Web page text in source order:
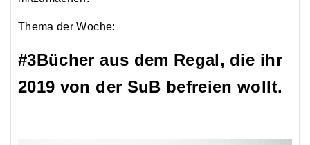
Thema der Woche:
#3Bücher aus dem Regal, die ihr
2019 von der SuB befreien wollt.